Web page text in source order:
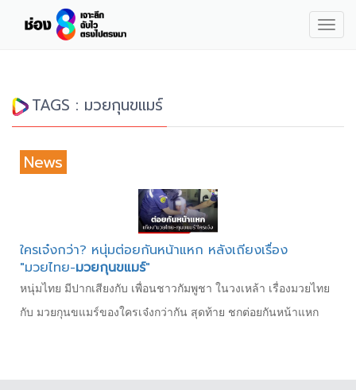
TAGS : มวยกุนขแมร์
News
ใครเจ๋งกว่า? หนุ่มต่อยกันหน้าแหก หลังเถียงเรื่อง
"มวยไทย-มวยกุนขแมร์"
หนุ่มไทย มีปากเสียงกับ เพื่อนชาวกัมพูชา ในวงเหล้า เรื่องมวยไทย
กับ มวยกุนขแมร์ของใครเจ๋งกว่ากัน สุดท้าย ชกต่อยกันหน้าแหก